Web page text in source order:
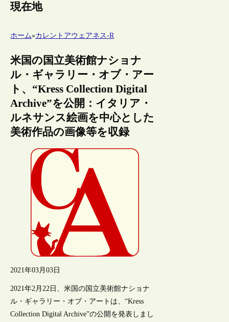
現在地
ホーム»カレントアウェアネス-R
米国の国立美術館ナショナ
ル・ギャラリー・オブ・アー
ト、“Kress Collection Digital
Archive”を公開：イタリア・
ルネサンス絵画を中心とした
美術作品の画像等を収録
2021年03月03日
2021年2月22日、米国の国立美術館ナショナ
ル・ギャラリー・オブ・アートは、“Kress
Collection Digital Archive”の公開を発表しまし